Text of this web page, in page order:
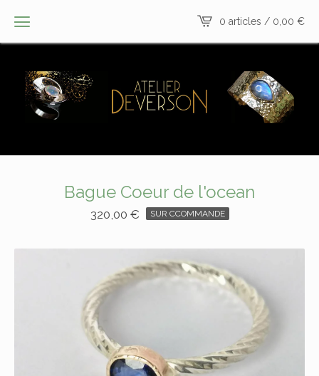
0 articles / 0,00 €
Bague Coeur de l'ocean
320,00 € SUR CCOMMANDE